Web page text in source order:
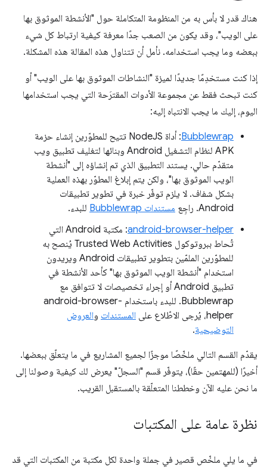
هناك قدر لا بأس به من المنظومة المتكاملة حول "الأنشطة الموثوق بها
على الويب"، وقد يكون من الصعب جدًا معرفة كيفية ارتباط كل شيء
ببعضه وما يجب استخدامه. نأمل أن تتناول هذه المقالة هذه المشكلة.
إذا كنت مستخدِمًا جديدًا لميزة "النشاطات الموثوق بها على الويب" أو
كنت تبحث فقط عن مجموعة الأدوات المقترَحة التي يجب استخدامها
اليوم، إليك ما يجب الانتباه إليه:
Bubblewrap
: أداة NodeJS تتيح للمطوّرين إنشاء حزمة
APK لنظام التشغيل Android وبنائها لتغليف تطبيق ويب
متقدّم حالي. يستند التطبيق الذي تم إنشاؤه إلى "أنشطة
الويب الموثوق بها"، ولكن يتم إبلاغ المطوّر بهذه العملية
بشكل شفاف. لا يلزم توفّر خبرة في تطوير تطبيقات
Android. راجِع
مستندات Bubblewrap
للبدء.
android-browser-helper
: مكتبة Android التي
تُحاط ببروتوكول Trusted Web Activities يُنصح به
للمطوّرين الملمّين بتطوير تطبيقات Android ويريدون
استخدام "أنشطة الويب الموثوق بها" كأحد الأنشطة في
تطبيق Android أو إجراء تخصيصات لا تتوافق مع
Bubblewrap. للبدء باستخدام android-browser-
helper، يُرجى الاطّلاع على
المستندات والعروض
التوضيحية.
يقدّم القسم التالي ملخّصًا موجزًا لجميع المشاريع في ما يتعلّق ببعضها.
أخيرًا (للمهتمين حقًا)، يتوفّر قسم "السجلّ" يعرض لك كيفية وصولنا إلى
ما نحن عليه الآن وخططنا المتعلّقة بالمستقبل القريب.
نظرة عامة على المكتبات
في ما يلي ملخّص قصير في جملة واحدة لكل مكتبة من المكتبات التي قد